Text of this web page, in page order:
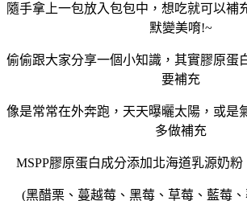
隨手拿上一包放入包包中，想吃就可以補
默變美唷!~
偷偷跟大家分享一個小知識，其實膠原蛋
要補充
像是常常在外奔跑，天天曝曬太陽，或是
多做補充
MSPP膠原蛋白成分添加北海道乳源奶
(黑醋栗、蔓越莓、黑莓、草莓、藍莓